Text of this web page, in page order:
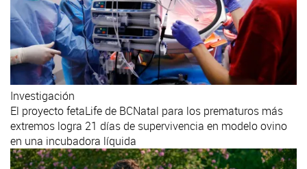
Investigación
El proyecto fetaLife de BCNatal para los prematuros más
extremos logra 21 días de supervivencia en modelo ovino
en una incubadora líquida